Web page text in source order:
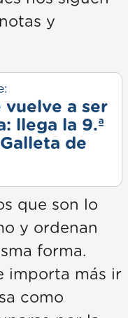
y
vuelve a ser
llega la 9.ª
de
que son lo
y ordenan
forma.
importa más ir
como